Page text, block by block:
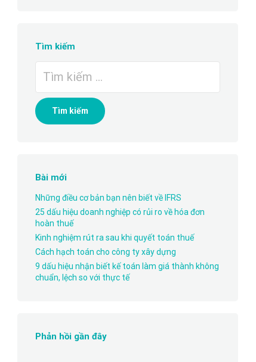
Tìm kiếm
Bài mới
Những điều cơ bản bạn nên biết về IFRS
25 dấu hiệu doanh nghiệp có rủi ro về hóa đơn
hoàn thuế
Kinh nghiệm rút ra sau khi quyết toán thuế
Cách hạch toán cho công ty xây dựng
9 dấu hiệu nhận biết kế toán làm giá thành không
chuẩn, lệch so với thực tế
Phản hồi gần đây